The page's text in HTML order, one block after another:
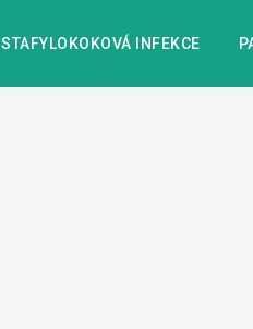
STAFYLOKOKOVÁ INFEKCE